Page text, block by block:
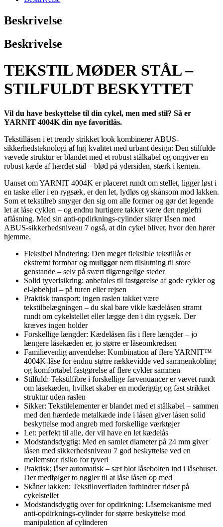
Beskrivelse
Beskrivelse
TEKSTIL MØDER STÅL –
STILFULDT BESKYTTET
Vil du have beskyttelse til din cykel, men med stil? Så er
YARNIT 4004K din nye favoritlås.
Tekstillåsen i et trendy strikket look kombinerer ABUS-
sikkerhedsteknologi af høj kvalitet med urbant design: Den stilfulde
vævede struktur er blandet med et robust stålkabel og omgiver en
robust kæde af hærdet stål – blød på ydersiden, stærk i kernen.
Uanset om YARNIT 4004K er placeret rundt om stellet, ligger løst i
en taske eller i en rygsæk, er den let, lydløs og skånsom mod lakken.
Som et tekstilreb smyger den sig om alle former og gør det legende
let at låse cyklen – og endnu hurtigere takket være den nøglefri
aflåsning. Med sin anti-opdirknings-cylinder sikrer låsen med
ABUS-sikkerhedsniveau 7 også, at din cykel bliver, hvor den hører
hjemme.
Fleksibel håndtering: Den meget fleksible tekstillås er
ekstremt formbar og muliggør nem tilslutning til store
genstande – selv på svært tilgængelige steder
Solid tyverisikring: anbefales til fastgørelse af gode cykler og
el-løbehjul – på turen eller rejsen
Praktisk transport: ingen raslen takket være
tekstilbelægningen – du skal bare vikle kædelåsen stramt
rundt om cykelstellet eller lægge den i din rygsæk. Der
kræves ingen holder
Forskellige længder: Kædelåsen fås i flere længder – jo
længere låsekæden er, jo større er låseomkredsen
Familievenlig anvendelse: Kombination af flere YARNIT™
4004K-låse for endnu større rækkevidde ved sammenkobling
og komfortabel fastgørelse af flere cykler sammen
Stilfuld: Tekstilfibre i forskellige farvenuancer er vævet rundt
om låsekæden, hvilket skaber en moderigtig og fast strikket
struktur uden raslen
Sikker: Tekstilelementer er blandet med et stålkabel – sammen
med den hærdede metalkæde inde i låsen giver låsen solid
beskyttelse mod angreb med forskellige værktøjer
Let: perfekt til alle, der vil have en let kædelås
Modstandsdygtig: Med en samlet diameter på 24 mm giver
låsen med sikkerhedsniveau 7 god beskyttelse ved en
mellemstor risiko for tyveri
Praktisk: låser automatisk – sæt blot låsebolten ind i låsehuset.
Der medfølger to nøgler til at låse låsen op med
Skåner lakken: Tekstiloverfladen forhindrer ridser på
cykelstellet
Modstandsdygtig over for opdirkning: Låsemekanisme med
anti-opdirknings-cylinder for større beskyttelse mod
manipulation af cylinderen